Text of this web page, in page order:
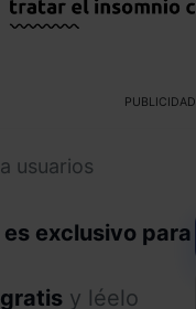
PUBLICIDAD
usuarios
exclusivo para
gratis y léelo